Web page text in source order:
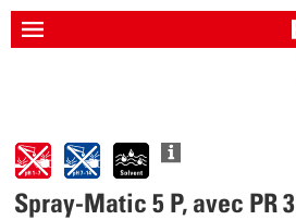
Spray-Matic 5 P, avec PR 3